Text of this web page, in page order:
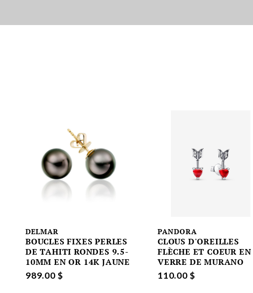
DELMAR
BOUCLES FIXES PERLES
DE TAHITI RONDES 9.5-
10MM EN OR 14K JAUNE
989.00 $
PANDORA
CLOUS D'OREILLES
FLÈCHE ET COEUR EN
VERRE DE MURANO
110.00 $